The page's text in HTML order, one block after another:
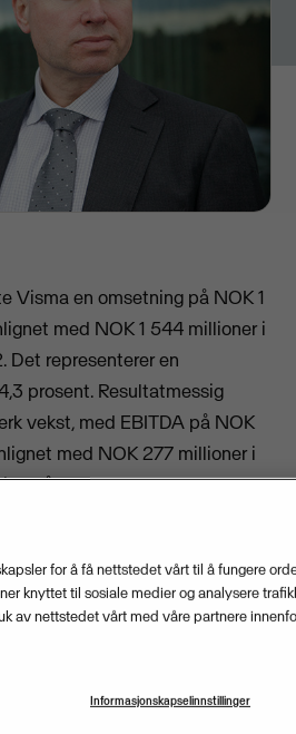
Visma en omsetning på NOK 1
med NOK 1 544 millioner i
Det representerer en
prosent. Resultatmessig
vekst, med EBITDA på NOK
med NOK 277 millioner i
på 29,8 prosent. Netto
i 4.kvartal var NOK 346,1
med NOK 315,7 millioner året
økte EBITDA-marginen fra
skytjenester
for å få nettstedet vårt til å fungere
knyttet til sosiale medier og analysere
av nettstedet vårt med våre partnere
Informasjonskapselinnstillinger